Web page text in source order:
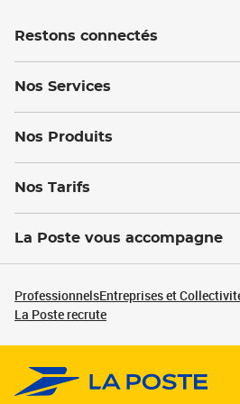
Restons connectés
Nos Services
Nos Produits
Nos Tarifs
La Poste vous accompagne
ProfessionnelsEntreprises et
La Poste recrute